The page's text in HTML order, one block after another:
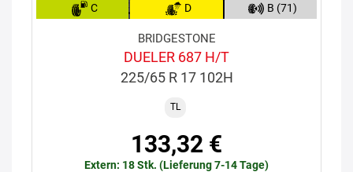
C D B (71)
BRIDGESTONE
DUELER 687 H/T
225/65 R 17 102H
TL
133,32 €
Extern: 18 Stk. (Lieferung 7-14 Tage)